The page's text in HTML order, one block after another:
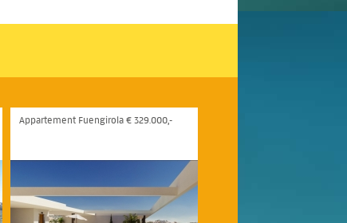
Appartement Fuengirola € 329.000,-